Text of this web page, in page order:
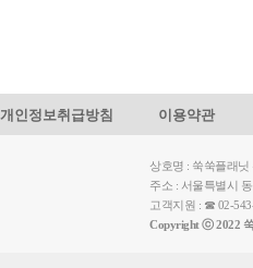
개인정보취급방침 이용약관
상호명 : 쑥쑥플래
주소 : 서울특별시
고객지원 : ☎ 02-
Copyright ⓒ 2022